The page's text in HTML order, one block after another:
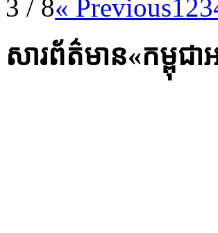
3 / 8« Previous123
សារព័ត៌មាន«កម្ពុជា